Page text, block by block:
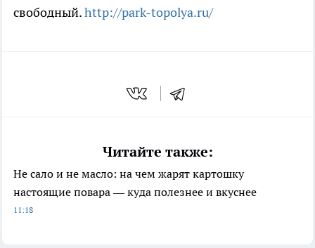
свободный.http://park-topolya.ru/
Читайте также:
Не сало и не масло: на чем жарят картошку
настоящие повара — куда полезнее и вкуснее
11:18